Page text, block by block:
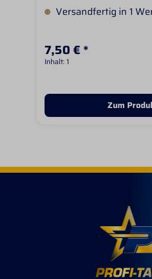
wasser- und
Versandfertig in 1
7,50 € *
Inhalt: 1
Zum